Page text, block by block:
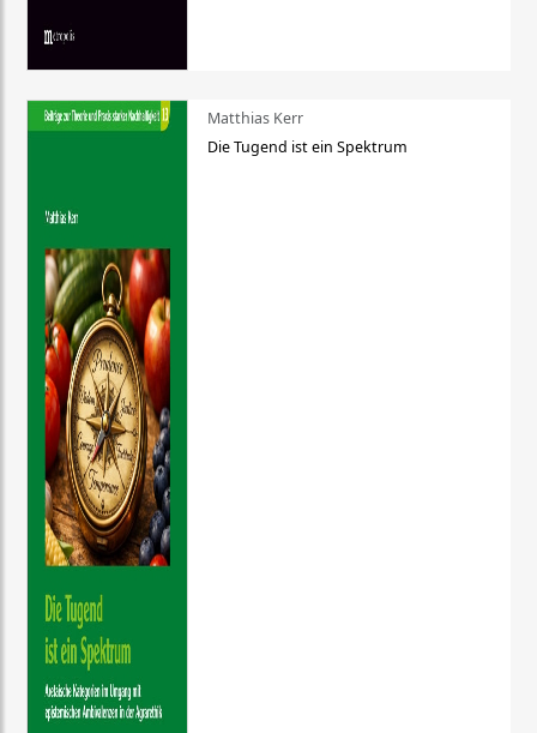
Matthias Kerr
Die Tugend ist ein Spektrum